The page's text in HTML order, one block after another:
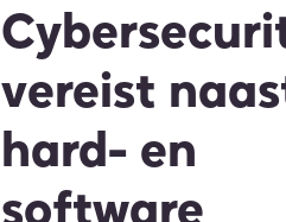
vereist
hard- en
software